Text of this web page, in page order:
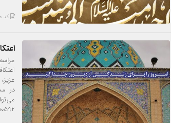
کد
اعتکاف 1404 مسجد
در